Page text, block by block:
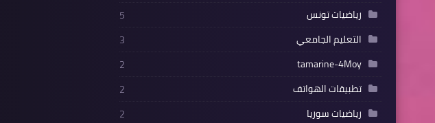
رياضيات تونس
5
التعليم الجامعي
3
tamarine-4Moy
2
تطبيقات الهواتف
2
رياضيات سوريا
2